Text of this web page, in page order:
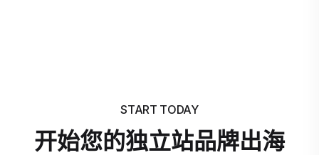
START TODAY
开始您的独立站品牌出海